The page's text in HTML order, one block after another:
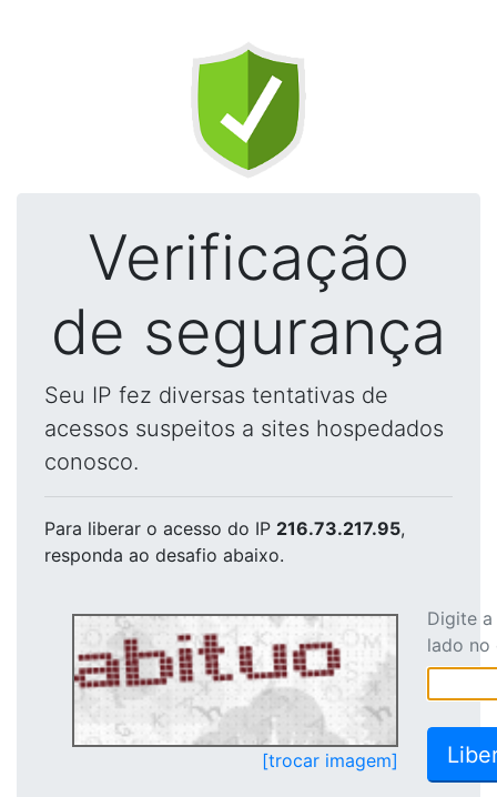
Verificação
de segurança
Seu IP fez diversas tentativas de
acessos suspeitos a sites hospedados
conosco.
Para liberar o acesso do IP 216.73.217.95,
responda ao desafio abaixo.
[trocar imagem]
Digite
lado no